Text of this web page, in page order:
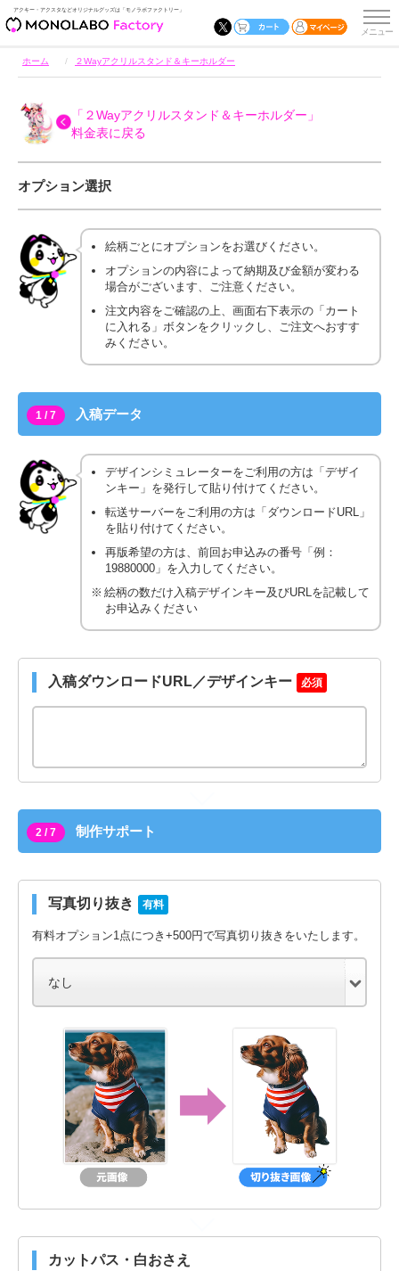
アクキー・アクスタなどオリジナルグッズは「モノラボファクトリー」
ホーム ２Wayアクリルスタンド＆キーホルダー
「２Wayアクリルスタンド＆キーホルダー」
料金表に戻る
オプション選択
絵柄ごとにオプションをお選びください。
オプションの内容によって納期及び金額が変わる
場合がございます、ご注意ください。
注文内容をご確認の上、画面右下表示の「カート
に入れる」ボタンをクリックし、ご注文へおすす
みください。
1 / 7 入稿データ
デザインシミュレーターをご利用の方は「デザイ
ンキー」を発行して貼り付けてください。
転送サーバーをご利用の方は「ダウンロードURL」
を貼り付けてください。
再版希望の方は、前回お申込みの番号「例：
19880000」を入力してください。
絵柄の数だけ入稿デザインキー及びURLを記載して
お申込みください
入稿ダウンロードURL／デザインキー 必須
2 / 7 制作サポート
写真切り抜き 有料
有料オプション1点につき+500円で写真切り抜きをいたします。
カットパス・白おさえ